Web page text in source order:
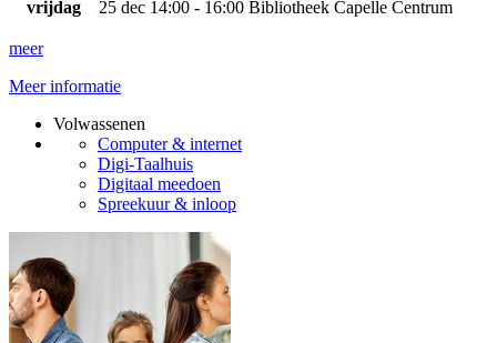
vrijdag
25 dec 14:00 - 16:00 Bibliotheek Capelle Centrum
meer
Meer informatie
Volwassenen
Computer & internet
Digi-Taalhuis
Digitaal meedoen
Spreekuur & inloop